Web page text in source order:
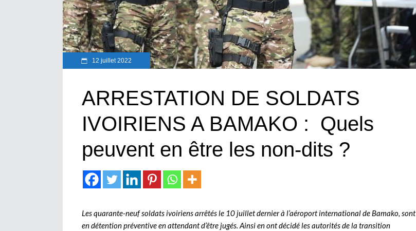
12 juillet 2022
ARRESTATION DE SOLDATS
IVOIRIENS A BAMAKO : Quels
peuvent en être les non-dits ?
Les quarante-neuf soldats ivoiriens arrêtés le 10 juillet dernier à l’aéroport international de Bamako, sont
en détention préventive en attendant d’être jugés. Ainsi en ont décidé les autorités de la transition